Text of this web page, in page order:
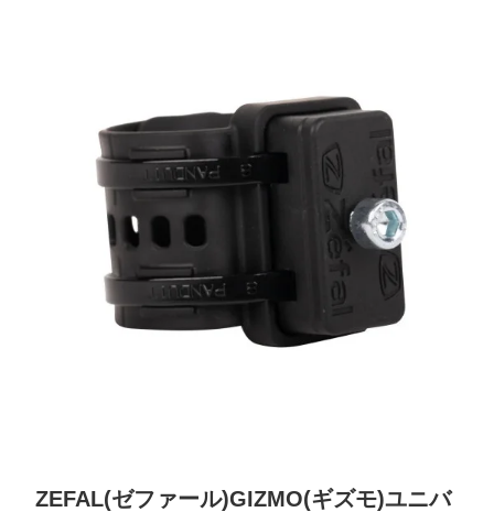
ZEFAL(ゼファール)GIZMO(ギズモ)ユニバ